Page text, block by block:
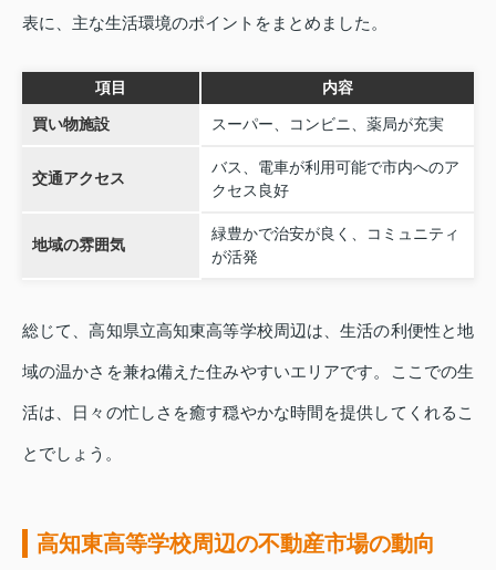
表に、主な生活環境のポイントをまとめました。
項目 内容
買い物施設 スーパー、コンビニ、薬局が充実
交通アクセス
バス、電車が利用可能で市内へのア
クセス良好
地域の雰囲気
緑豊かで治安が良く、コミュニティ
が活発
総じて、高知県立高知東高等学校周辺は、生活の利便性と地
域の温かさを兼ね備えた住みやすいエリアです。ここでの生
活は、日々の忙しさを癒す穏やかな時間を提供してくれるこ
とでしょう。
高知東高等学校周辺の不動産市場の動向